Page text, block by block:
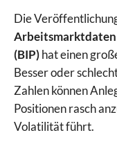
Die
Arbeitsmarktdaten
(BIP)hat einen
Besser oder
Zahlen können
Positionen rasch
Volatilität führt.